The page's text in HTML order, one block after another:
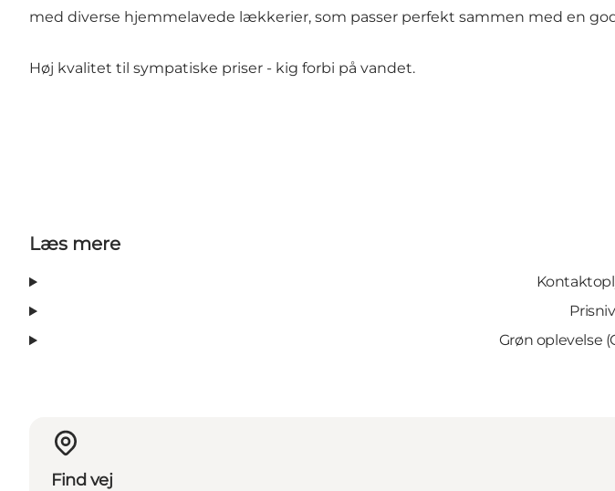
med diverse hjemmelavede lækkerier, som passer perfekt sammen med en
Høj kvalitet til sympatiske priser - kig forbi på vandet.
Læs mere
Grøn oplevelse
Find vej